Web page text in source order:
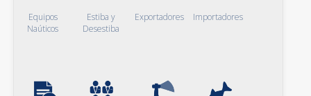
Equipos
Naúticos
Estiba y
Desestiba
Exportadores Importadores